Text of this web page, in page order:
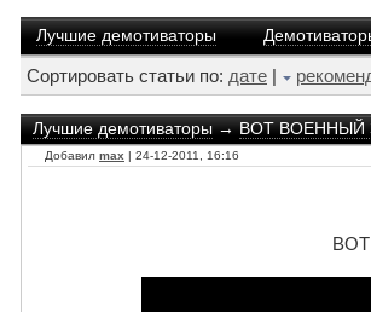
Лучшие демотиваторы
Сортировать статьи по: дате |
Лучшие демотиваторы→ВОТ ВОЕННЫЙ
Добавил max | 24-12-2011, 16:16
ВОТ